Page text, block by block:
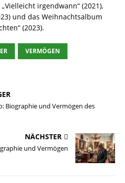
irgendwann“ (2021),
und das Weihnachtsalbum
(2023).
VERMÖGEN
Biographie und Vermögen des
NÄCHSTER
und Vermögen